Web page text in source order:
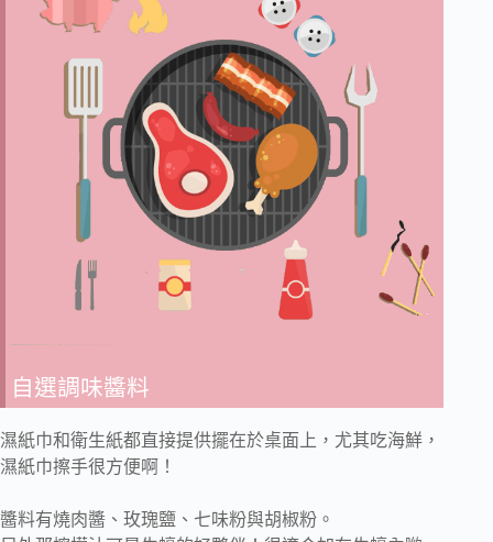
自選調味醬料
濕紙巾和衛生紙都直接提供擺在於桌面上，尤其吃海鮮，
濕紙巾擦手很方便啊！
醬料有燒肉醬、玫瑰鹽、七味粉與胡椒粉。